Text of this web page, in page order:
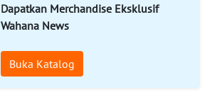
Dapatkan Merchandise Eksklusif
Wahana News
Buka Katalog